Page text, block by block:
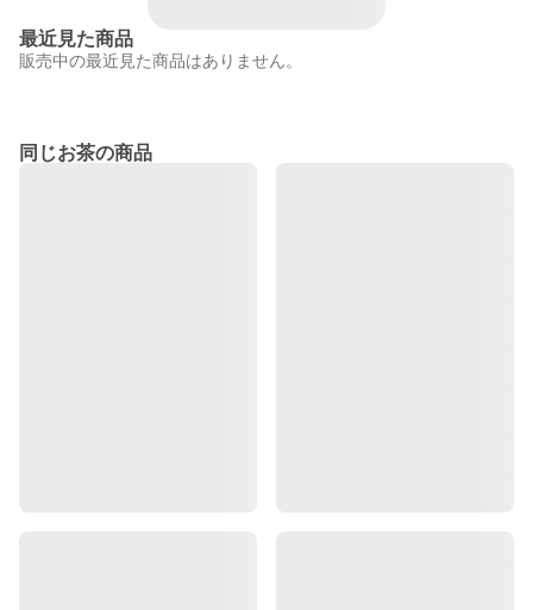
最近見た商品
販売中の最近見た商品はありません。
同じお茶の商品